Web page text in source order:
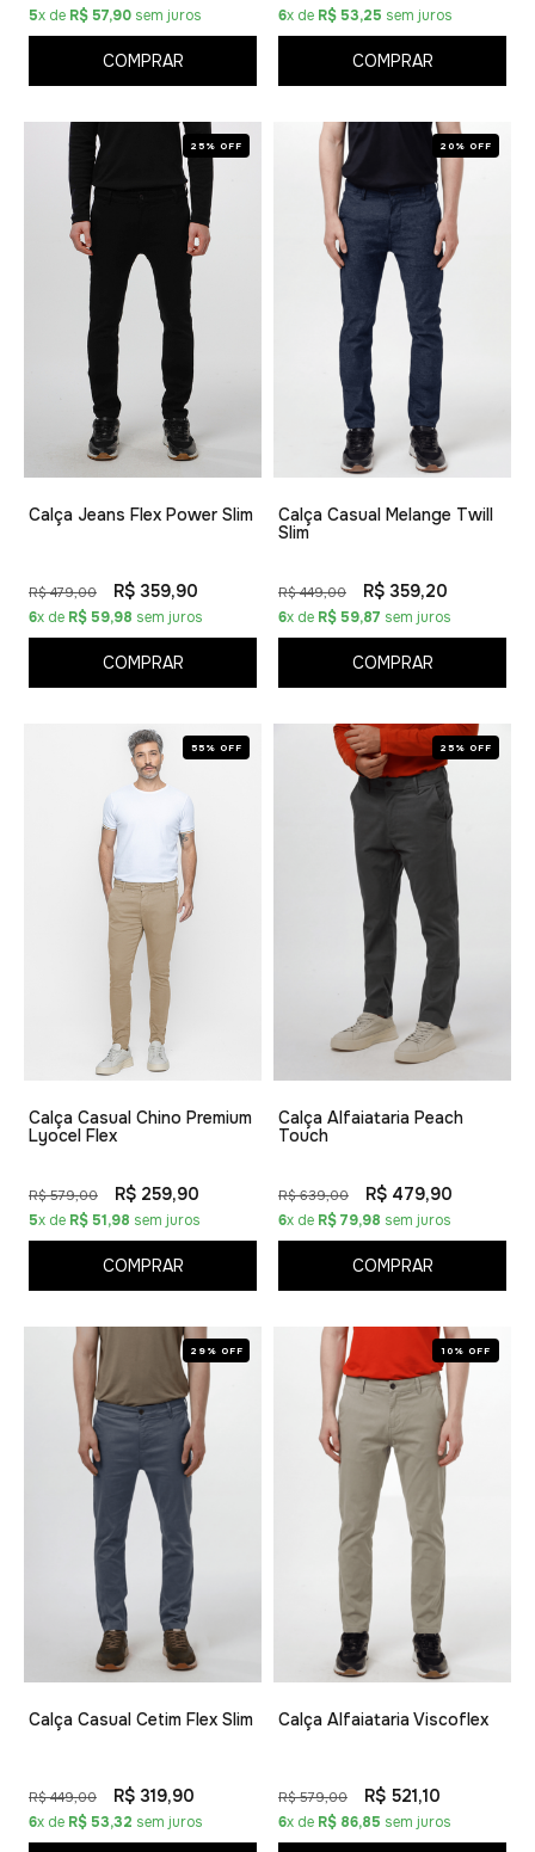
5x de R$ 57,90 sem juros
COMPRAR
6x de R$ 53,25 sem juros
COMPRAR
25% OFF
Calça Jeans Flex Power Slim
R$ 479,00 R$ 359,90
6x de R$ 59,98 sem juros
COMPRAR
20% OFF
Calça Casual Melange Twill
Slim
R$ 449,00 R$ 359,20
6x de R$ 59,87 sem juros
COMPRAR
55% OFF
Calça Casual Chino Premium
Lyocel Flex
R$ 579,00 R$ 259,90
5x de R$ 51,98 sem juros
COMPRAR
25% OFF
Calça Alfaiataria Peach
Touch
R$ 639,00 R$ 479,90
6x de R$ 79,98 sem juros
COMPRAR
29% OFF
Calça Casual Cetim Flex Slim
R$ 449,00 R$ 319,90
6x de R$ 53,32 sem juros
10% OFF
Calça Alfaiataria Viscoflex
R$ 579,00 R$ 521,10
6x de R$ 86,85 sem juros